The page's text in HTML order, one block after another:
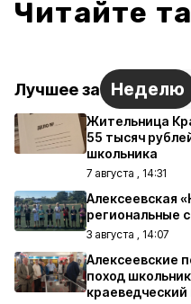
Читайте
Лучшее за Неделю
Жительница
55 тысяч
школьника
7 августа , 14:31
Алексеевская
региональные
3 августа , 14:07
Алексеевские
поход
краеведческий